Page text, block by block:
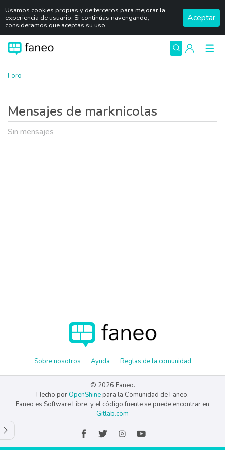
Usamos cookies propias y de terceros para mejorar la
experiencia de usuario. Si continúas navengando,
consideramos que aceptas su uso.
Aceptar
Foro
Mensajes de marknicolas
Sin mensajes
Sobre nosotros Ayuda Reglas de la comunidad
© 2026 Faneo.
Hecho por OpenShine para la Comunidad de Faneo.
Faneo es Software Libre, y el código fuente se puede encontrar en
Gitlab.com